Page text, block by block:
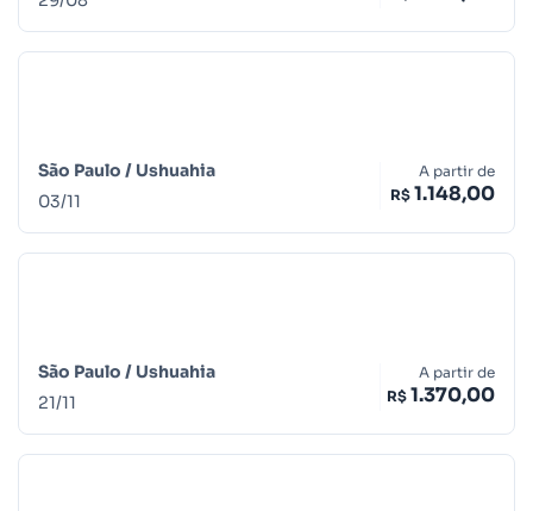
São Paulo / Ushuahia
03/11
A partir de
R$ 1.148,00
São Paulo / Ushuahia
21/11
A partir de
R$ 1.370,00